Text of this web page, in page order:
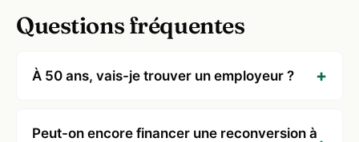
Questions fréquentes
À 50 ans, vais-je trouver un employeur ?
Peut-on encore financer une reconversion à